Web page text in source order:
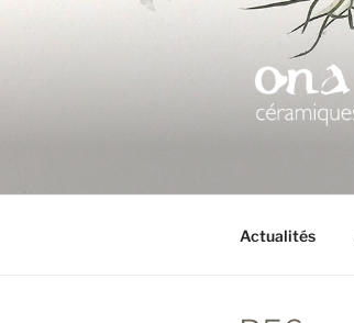
Actualités